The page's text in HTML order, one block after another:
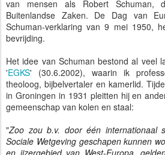
van mensen als Robert Schuman,
Buitenlandse Zaken. De Dag van
Schuman-verklaring van 9 mei 1950,
bevrijding.
Het idee van Schuman bestond al veel
'EGKS' (30.6.2002), waarin ik
theoloog, bijbelvertaler en kamerlid.
in Groningen in 1931 pleitten hij en
gemeenschap van kolen en staal:
"Zoo zou b.v. door één internationaal
Sociale Wetgeving geschapen kunnen
en ijzergebied van West-Europa,